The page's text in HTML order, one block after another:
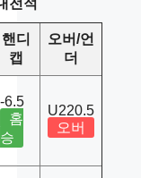
전적
핸디
캡
오버/언
더
-6.5
홈
승
U220.5
오버